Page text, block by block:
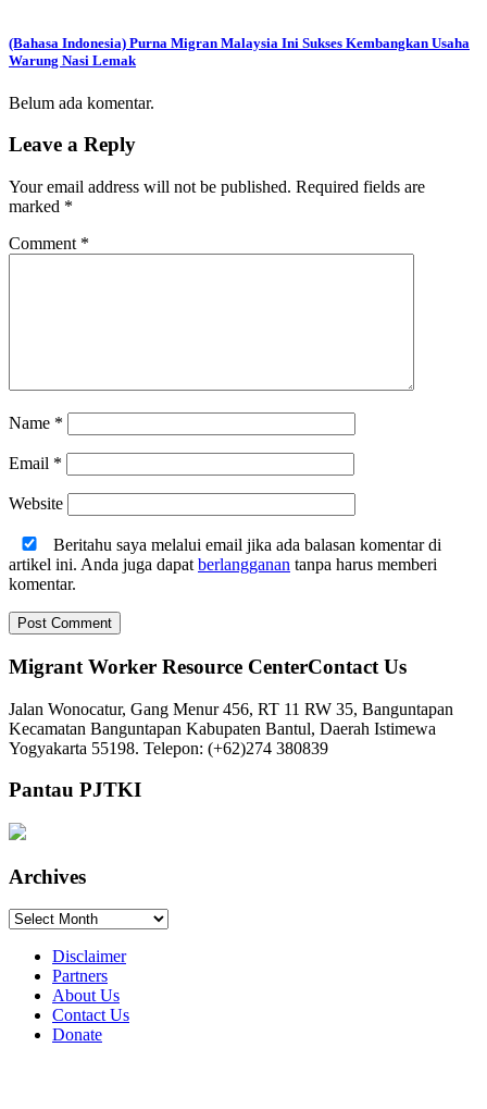
(Bahasa Indonesia) Purna Migran Malaysia Ini Sukses Kembangkan Usaha
Warung Nasi Lemak
Belum ada komentar.
Leave a Reply
Your email address will not be published. Required fields are
marked *
Comment *
Name *
Email *
Website
Beritahu saya melalui email jika ada balasan komentar di
artikel ini. Anda juga dapat berlangganan tanpa harus memberi
komentar.
Migrant Worker Resource CenterContact Us
Jalan Wonocatur, Gang Menur 456, RT 11 RW 35, Banguntapan
Kecamatan Banguntapan Kabupaten Bantul, Daerah Istimewa
Yogyakarta 55198. Telepon: (+62)274 380839
Pantau PJTKI
Archives
Archives
Disclaimer
Partners
About Us
Contact Us
Donate